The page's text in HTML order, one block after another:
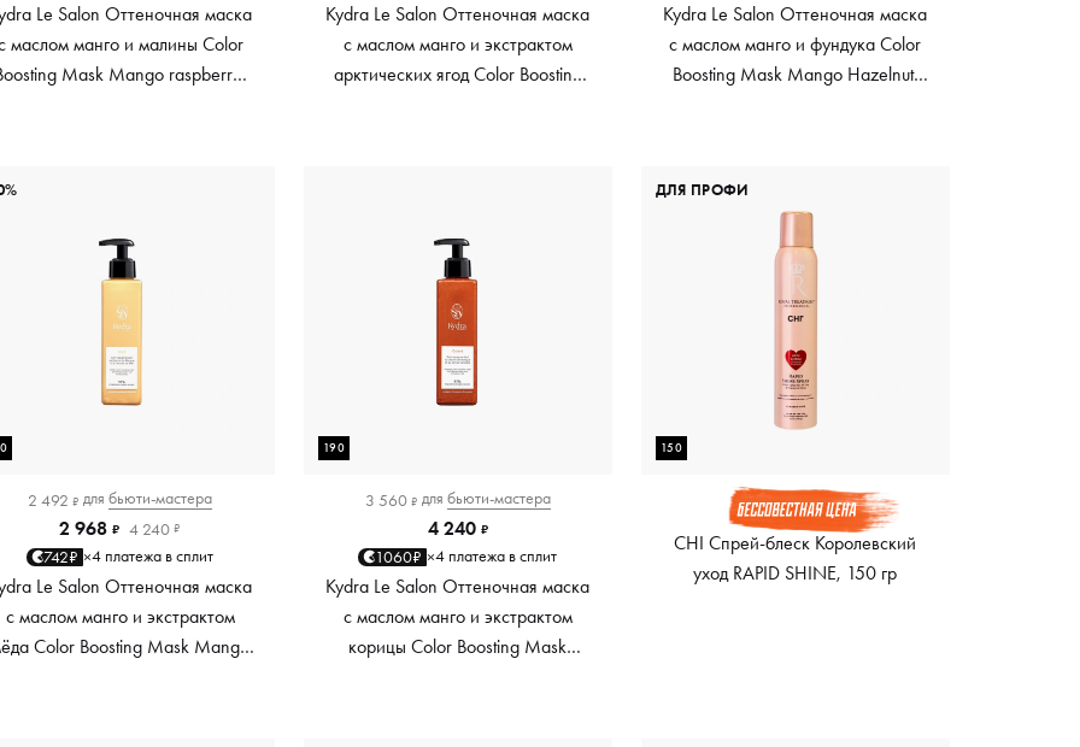
Le Salon Оттеночная маска
маслом манго и малины Color
Mask Mango raspberry,
Kydra Le Salon Оттеночная маска
с маслом манго и экстрактом
арктических ягод Color Boosting
Kydra Le Salon Оттеночная маска
с маслом манго и фундука Color
Boosting Mask Mango Hazelnut,
2 492 ₽ для бьюти-мастера
2 968 ₽ 4 240 ₽
742₽ ×4 платежа в сплит
Le Salon Оттеночная маска
с маслом манго и экстрактом
Color Boosting Mask Mango
190
3 560 ₽ для бьюти-мастера
4 240 ₽
1060₽ ×4 платежа в сплит
Kydra Le Salon Оттеночная маска
с маслом манго и экстрактом
корицы Color Boosting Mask
150
CHI Спрей-блеск Королевский
уход RAPID SHINE, 150 гр
ДЛЯ ПРОФИ